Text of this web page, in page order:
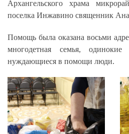
Архангельского храма
поселка Инжавино священник
Помощь была оказана восьми
многодетная семья,
нуждающиеся в помощи люди.